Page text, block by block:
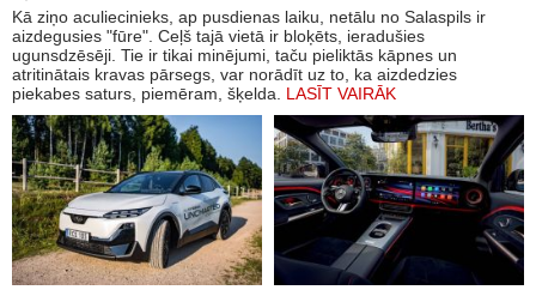
Kā ziņo aculiecinieks, ap pusdienas laiku, netālu no Salaspils ir
aizdegusies "fūre". Ceļš tajā vietā ir bloķēts, ieradušies
ugunsdzēsēji. Tie ir tikai minējumi, taču pieliktās kāpnes un
atritinātais kravas pārsegs, var norādīt uz to, ka aizdedzies
piekabes saturs, piemēram, šķelda. LASĪT VAIRĀK